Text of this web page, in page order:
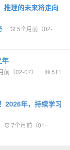
理的未来将走向
5个月前（02-
年
前（02-07）
511
2026年，持续学习
7个月前（01-